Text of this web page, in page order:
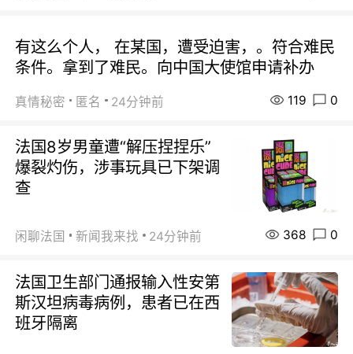
有这么个人， 在某国，遭受迫害，。符合难民
条件。拿到了难民。向中国大使馆申请补办
真情秘密 匿名 24分钟前 119 0
法国8岁男童遭“解压捏捏乐”
爆裂灼伤，涉事玩具已下架调
查
闲聊法国 新闻我来找 24分钟前 368 0
法国卫生部门通报输入性安第
斯汉坦病毒病例，患者已在西
班牙隔离